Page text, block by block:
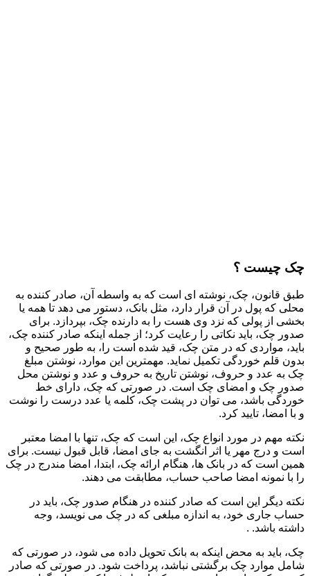
چک چیست ؟
طبق قانون، چک، نوشته ای است که به واسطه آن، صادر کننده به
محلی که پول در آن قرار دارد، مثل بانک، دستور می دهد تا همه یا
بخشی از پولی که نزد وی هست را به دارنده چک، بپردازد. برای
صدور چک، باید نکاتی را رعایت کرد؛ از جمله اینکه صادر کننده چک،
باید، مواردی که در متن چک، قید شده است را، به طور صحیح و
بدون قلم خوردگی تکمیل نماید. مهمترین این موارد، نوشتن مبلغ
چک به عدد و حروف، نوشتن تاریخ به حروف و عدد و نوشتن محل
صدور چک و امضای چک است. در صورتی که چک، دارای خط
خوردگی باشد، می توان در پشت چک، کلمه یا عدد درست را نوشت
و با امضا، تایید کرد.
نکته مهم در مورد انواع چک، این است که چک، تنها با امضا معتبر
است و درج مهر یا اثر انگشت به جای امضا، قابل قبول نیست. برای
همین است که در بانک ها، هنگام ارائه چک، ابتدا، امضا مندرج در چک
را با نمونه امضا صاحب حساب، مطابقت می دهند.
نکته دیگر این است که صادر کننده در هنگام صدور چک، باید در
حساب جاری خود، به اندازه مبلغی که در چک می نویسد، وجه
داشته باشد. .
چک، باید به محض اینکه به بانک تحویل داده می شود، در صورتی که
شامل موارد چک برگشتی نباشد، پرداخت شود. در صورتی که صادر